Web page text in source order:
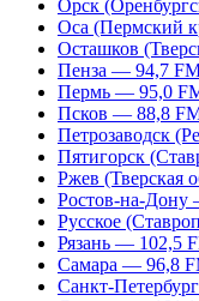
Орск
Оса (Пермский
Осташков
Пенза — 94,7
Пермь — 95,0
Псков — 88,8
Петрозаводск
Пятигорск
Ржев (Тверская
Ростов-на-
Русское
Рязань — 102,5
Самара — 96,8
Санкт-